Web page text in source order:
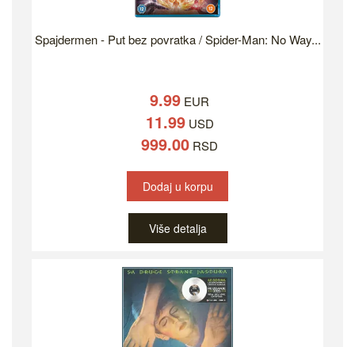
Spajdermen - Put bez povratka / Spider-Man: No Way...
9.99 EUR
11.99USD
999.00 RSD
Dodaj u korpu
Više detalja